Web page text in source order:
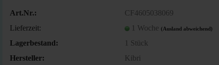
Art.Nr.:
CF4605038069
Lieferzeit:
1 Woche (Ausland abweichend)
Lagerbestand: 1 Stück
Hersteller:
Kibri